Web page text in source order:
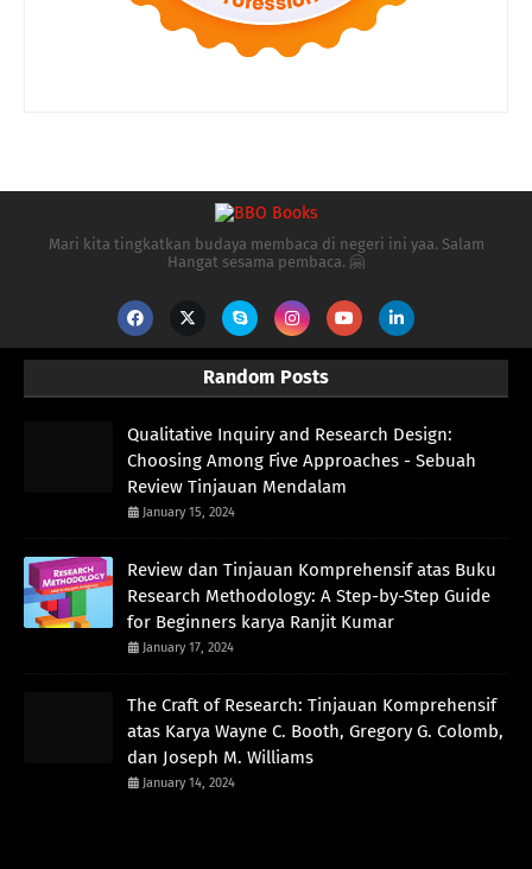
Mari kita tingkatkan budaya membaca di negeri ini yaa. Salam
Hangat sesama pembaca. 🤗
Random Posts
Qualitative Inquiry and Research Design:
Choosing Among Five Approaches - Sebuah
Review Tinjauan Mendalam
January 15, 2024
Review dan Tinjauan Komprehensif atas Buku
Research Methodology: A Step-by-Step Guide
for Beginners karya Ranjit Kumar
January 17, 2024
The Craft of Research: Tinjauan Komprehensif
atas Karya Wayne C. Booth, Gregory G. Colomb,
dan Joseph M. Williams
January 14, 2024